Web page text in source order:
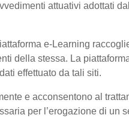
attuativi adottati
e-Learning
della stessa. La
effettuato da tali siti.
e acconsentono al
per l’erogazione di un